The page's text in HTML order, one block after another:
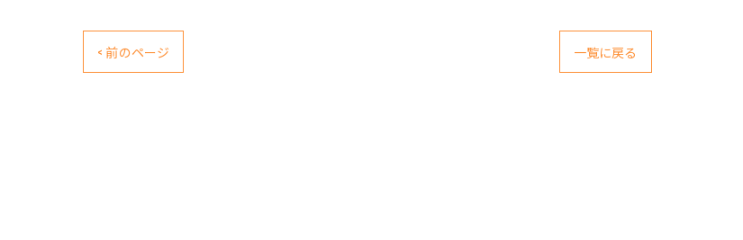
< 前のページ 一覧に戻る